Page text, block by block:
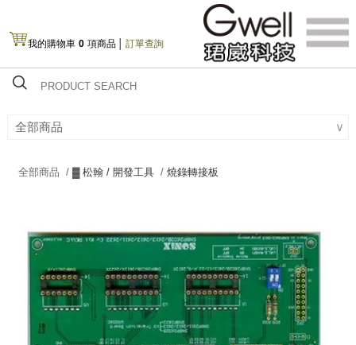
我的購物車 0 項商品 訂單查詢
全部商品 ∨
全部商品 / ▓ 松翰 / 開發工具/ 燒錄轉接板